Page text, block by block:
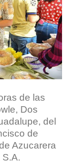
de las
Dos
del
de
Azucarera